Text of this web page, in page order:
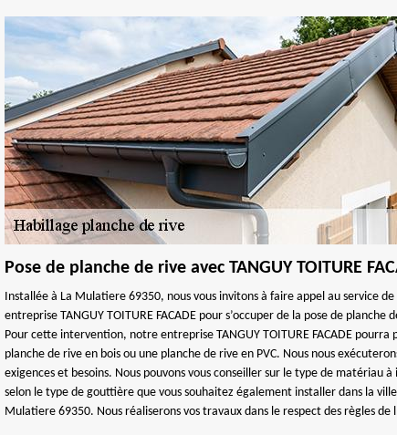
Pose de planche de rive avec TANGUY TOITURE
Installée à La Mulatiere 69350, nous vous invitons à faire appel au service
entreprise TANGUY TOITURE FACADE pour s’occuper de la pose de planche
Pour cette intervention, notre entreprise TANGUY TOITURE FACADE pourra
planche de rive en bois ou une planche de rive en PVC. Nous nous
exigences et besoins. Nous pouvons vous conseiller sur le type de matériau
selon le type de gouttière que vous souhaitez également installer dans la
Mulatiere 69350. Nous réaliserons vos travaux dans le respect des règles de